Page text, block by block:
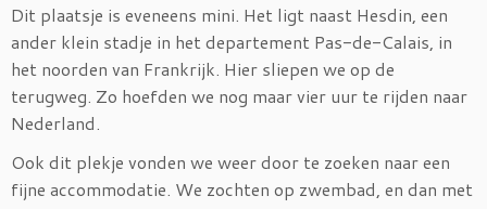
Dit plaatsje is eveneens mini. Het ligt naast Hesdin, een
ander klein stadje in het departement Pas-de-Calais, in
het noorden van Frankrijk. Hier sliepen we op de
terugweg. Zo hoefden we nog maar vier uur te rijden naar
Nederland.
Ook dit plekje vonden we weer door te zoeken naar een
fijne accommodatie. We zochten op zwembad, en dan met